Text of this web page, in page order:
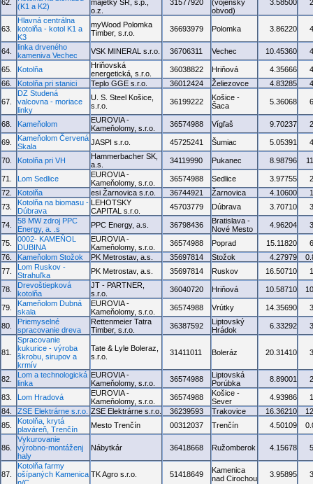
62.
(K1 a K2)
majetky SR, š.p.,
o.z.
31577920
(vojenský
obvod)
3.58500
63.
Hlavná centrálna
kotolňa - kotol K1 a
K3
myWood Polomka
Timber, s.r.o.
36693979 Polomka 3.86220
64.
linka drveného
kameniva Vechec
VSK MINERAL s.r.o. 36706311 Vechec 10.45360
65. Kotolňa
Hriňovská
energetická, s.r.o.
36038822 Hriňová 4.35666
66.
Kotolňa pri stanici Teplo GGE s.r.o. 36012424 Želiezovce 4.83285
67.
DZ Studená
valcovna - moriace
linky
U. S. Steel Košice,
s.r.o.
36199222
Košice -
Šaca
5.36068
68. Kameňolom
EUROVIA -
Kameňolomy, s.r.o.
36574988 Vígľaš 9.70237
69.
Kameňolom Červená
Skala
JASPI s.r.o. 45725241 Šumiac 5.05391
70. Kotolňa pri VH
Hammerbacher SK,
a.s.
34119990 Pukanec 8.98796
71. Lom Sedlice
EUROVIA -
Kameňolomy, s.r.o.
36574988 Sedlice 3.97755
72.
Kotolňa esi Žarnovica s.r.o. 36744921 Žarnovica 4.10600
73.
Kotolňa na biomasu -
Dúbrava
LEHOTSKY
CAPITAL s.r.o.
45703779 Dúbrava 3.70710
74.
58 MW zdroj PPC
Energy, a. .s
PPC Energy, a.s. 36798436
Bratislava -
Nové Mesto
4.96204
75.
0002- KAMEŇOL
DUBINA
EUROVIA -
Kameňolomy, s.r.o.
36574988 Poprad 15.11820
76.
Kameňolom Stožok PK Metrostav, a.s. 35697814 Stožok 4.27979
77.
Lom Ruskov -
Strahuľka
PK Metrostav, a.s. 35697814 Ruskov 16.50710
78.
Drevoštiepková
kotolňa
JT - PARTNER,
s.r.o.
36040720 Hriňová 10.58710
79.
Kameňolom Dubná
skala
EUROVIA -
Kameňolomy, s.r.o.
36574988 Vrútky 14.35690
80.
Priemyselné
spracovanie dreva
Rettenmeier Tatra
Timber, s.r.o.
36387592
Liptovský
Hrádok
6.33292
81.
Spracovanie
kukurice - výroba
škrobu, sirupov a
krmív
Tate & Lyle Boleraz,
s.r.o.
31411011 Boleráz 20.31410
82.
Lom a technologická
linka
EUROVIA -
Kameňolomy, s.r.o.
36574988
Liptovská
Porúbka
8.89001
83. Lom Hradová
EUROVIA -
Kameňolomy, s.r.o.
36574988
Košice -
Sever
4.93986
84.
ZSE Elektrárne s.r.o. ZSE Elektrárne s.r.o. 36239593 Trakovice 16.36210
85.
Kotolňa, krytá
plaváreň, Trenčín
Mesto Trenčín 00312037 Trenčín 4.50109
86.
Vykurovanie
výrobno-montáženj
haly
Nábytkár 36418668 Ružomberok 4.15678
87.
Kotolňa farmy
ošípaných Kamenica TK Agro s.r.o. 51418649
Kamenica
nad Cirochou
3.95895